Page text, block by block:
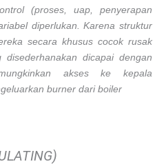
(proses, uap, penyerapan
diperlukan. Karena struktur
secara khusus cocok rusak
dicapai dengan
akses ke kepala
burner dari boiler